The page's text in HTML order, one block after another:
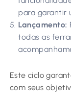
para garantir
Lançamento:
todas as
Este ciclo
com seus